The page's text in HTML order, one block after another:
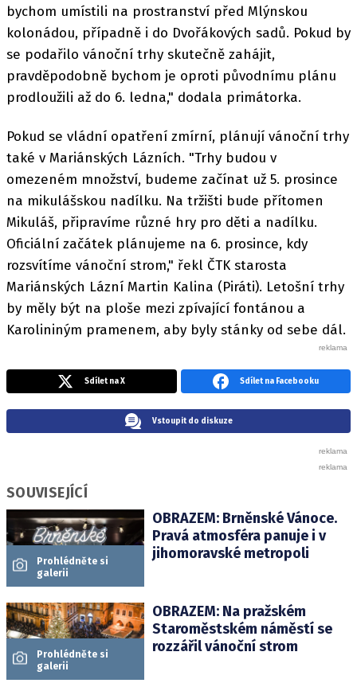
bychom umístili na prostranství před Mlýnskou
kolonádou, případně i do Dvořákových sadů. Pokud by
se podařilo vánoční trhy skutečně zahájit,
pravděpodobně bychom je oproti původnímu plánu
prodloužili až do 6. ledna," dodala primátorka.
Pokud se vládní opatření zmírní, plánují vánoční trhy
také v Mariánských Lázních. "Trhy budou v
omezeném množství, budeme začínat už 5. prosince
na mikulášskou nadílku. Na tržišti bude přítomen
Mikuláš, připravíme různé hry pro děti a nadílku.
Oficiální začátek plánujeme na 6. prosince, kdy
rozsvítíme vánoční strom," řekl ČTK starosta
Mariánských Lázní Martin Kalina (Piráti). Letošní trhy
by měly být na ploše mezi zpívající fontánou a
Karolininým pramenem, aby byly stánky od sebe dál.
Sdílet na X Sdílet na Facebooku
Vstoupit do diskuze
SOUVISEJÍCÍ
Prohlédněte si
galerii
OBRAZEM: Brněnské Vánoce.
Pravá atmosféra panuje i v
jihomoravské metropoli
Prohlédněte si
galerii
OBRAZEM: Na pražském
Staroměstském náměstí se
rozzářil vánoční strom